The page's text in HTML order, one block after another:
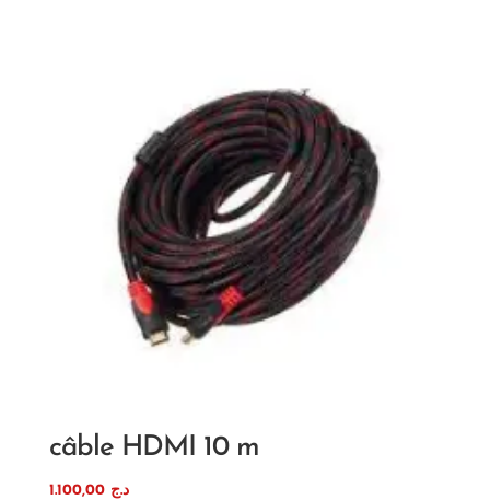
câble HDMI 10 m
د.ج 1.100,00